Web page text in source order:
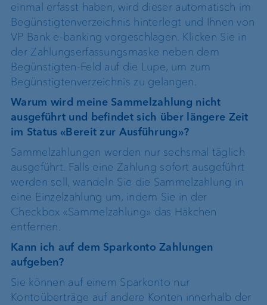
einmal erfasst haben, wird dieser automatisch im
Begünstigtenverzeichnis hinterlegt und Ihnen von
VP Bank e-banking vorgeschlagen. Klicken Sie in
der Zahlungserfassungsmaske neben dem
Begünstigten-Feld auf die Lupe, um zum
Begünstigtenverzeichnis zu gelangen.
Warum wird meine Sammelzahlung nicht
ausgeführt und befindet sich über längere Zeit
im Status «Bereit zur Ausführung»?
Sammelzahlungen werden nur sechsmal täglich
ausgeführt. Falls eine Zahlung sofort ausgeführt
werden soll, wandeln Sie die Sammelzahlung in
eine Einzelzahlung um, indem Sie in der
Checkbox «Sammelzahlung» das Häkchen
entfernen.
Kann ich auf dem Sparkonto Zahlungen
aufgeben?
Sie können auf einem Sparkonto nur
Kontoüberträge auf andere Konten innerhalb der